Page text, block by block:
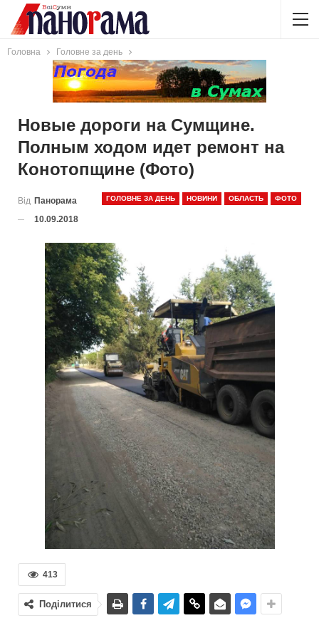
Головна Головне за день
Новые дороги на Сумщине.
Полным ходом идет ремонт на
Конотопщине (Фото)
ГОЛОВНЕ ЗА ДЕНЬ НОВИНИ ОБЛАСТЬ ФОТО
Від Панорама
10.09.2018
413
Поділитися